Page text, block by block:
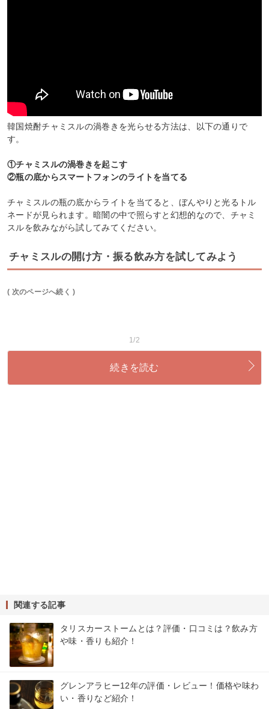
韓国焼酎チャミスルの渦巻きを光らせる方法は、以下の通りで
す。
①チャミスルの渦巻きを起こす
②瓶の底からスマートフォンのライトを当てる
チャミスルの瓶の底からライトを当てると、ぼんやりと光るトル
ネードが見られます。暗闇の中で照らすと幻想的なので、チャミ
スルを飲みながら試してみてください。
チャミスルの開け方・振る飲み方を試してみよう
( 次のページへ続く )
1/2
続きを読む
関連する記事
タリスカーストームとは？評価・口コミは？飲み方
や味・香りも紹介！
グレンアラヒー12年の評価・レビュー！価格や味わ
い・香りなど紹介！